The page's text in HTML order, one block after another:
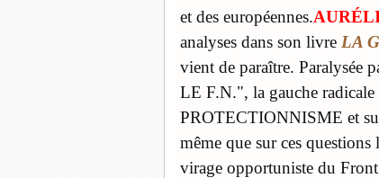
et des européennes.AURÉ
analyses dans son livre LA
vient de paraître.
LE F.N.", la gauche
PROTECTIONNISME et
même que sur ces
virage opportuniste du